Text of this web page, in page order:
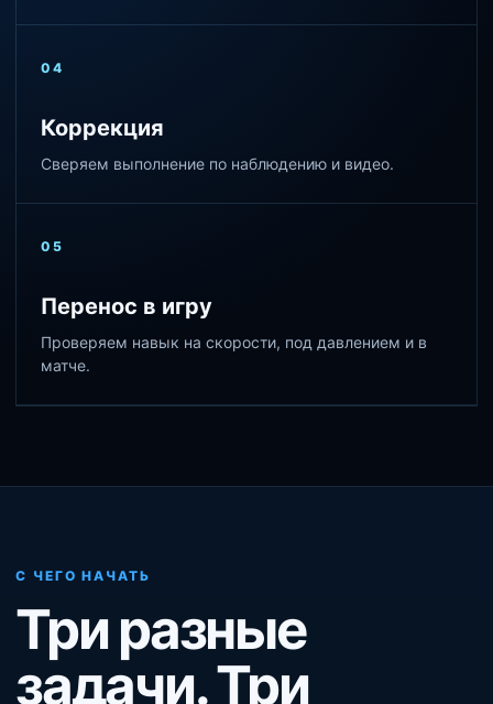
04
Коррекция
Сверяем выполнение по наблюдению и видео.
05
Перенос в игру
Проверяем навык на скорости, под давлением и в
матче.
С ЧЕГО НАЧАТЬ
Три разные
задачи. Три